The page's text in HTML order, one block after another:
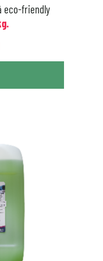
eco-friendly